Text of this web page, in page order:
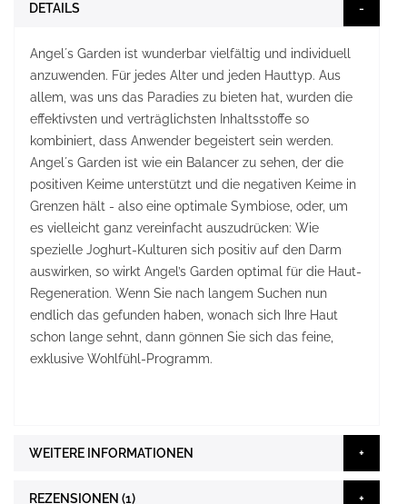
DETAILS
Angel´s Garden ist wunderbar vielfältig und individuell
anzuwenden. Für jedes Alter und jeden Hauttyp. Aus
allem, was uns das Paradies zu bieten hat, wurden die
effektivsten und verträglichsten Inhaltsstoffe so
kombiniert, dass Anwender begeistert sein werden.
Angel´s Garden ist wie ein Balancer zu sehen, der die
positiven Keime unterstützt und die negativen Keime in
Grenzen hält - also eine optimale Symbiose, oder, um
es vielleicht ganz vereinfacht auszudrücken: Wie
spezielle Joghurt-Kulturen sich positiv auf den Darm
auswirken, so wirkt Angel’s Garden optimal für die Haut-
Regeneration. Wenn Sie nach langem Suchen nun
endlich das gefunden haben, wonach sich Ihre Haut
schon lange sehnt, dann gönnen Sie sich das feine,
exklusive Wohlfühl-Programm.
WEITERE INFORMATIONEN
REZENSIONEN 1